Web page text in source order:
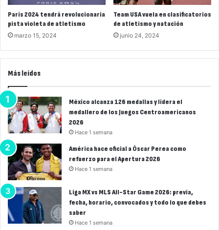
París 2024 tendrá revolucionaria
pista violeta de atletismo
marzo 15, 2024
Team USA vuela en clasificatorios
de atletismo y natación
junio 24, 2024
Más leídos
México alcanza 126 medallas y lidera el
medallero de los Juegos Centroamericanos
2026
Hace 1 semana
América hace oficial a Óscar Perea como
refuerzo para el Apertura 2026
Hace 1 semana
Liga MX vs MLS All-Star Game 2026: previa,
fecha, horario, convocados y todo lo que debes
saber
Hace 1 semana